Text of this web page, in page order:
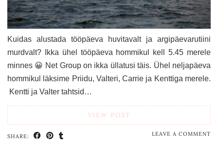
Kuidas alustada tööpäeva huvitavalt ja argipäevarutiini
murdvalt? Ikka ühel tööpäeva hommikul kell 5.45 merele
minnes 😀 Net Group on ikka üllatusi täis. Ühel neljapäeva
hommikul läksime Priidu, Valteri, Carrie ja Kenttiga merele.
Kentti ja Valter tahtsid…
VIEW POST
SHARE: LEAVE A COMMENT